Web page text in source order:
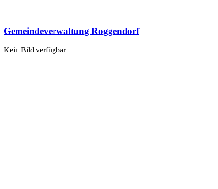
Gemeindeverwaltung Roggendorf
Kein Bild verfügbar